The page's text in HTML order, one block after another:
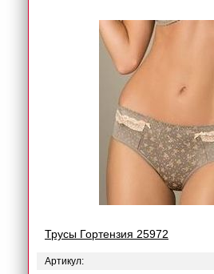
Трусы Гортензия 25972
Артикул: